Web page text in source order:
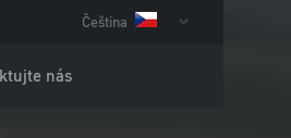
Čeština
nás